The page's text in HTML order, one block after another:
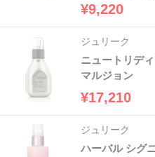
¥9,220
ジュリーク
ニュートリデ
マルジョン
¥17,210
ジュリーク
ハーバル シグ